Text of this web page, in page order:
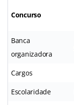
Concurso
Banca
organizadora
Cargos
Escolaridade